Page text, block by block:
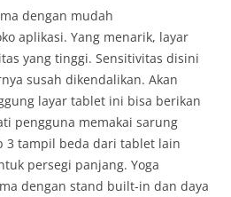
dengan mudah
aplikasi. Yang menarik, layar
yang tinggi. Sensitivitas disini
susah dikendalikan. Akan
layar tablet ini bisa berikan
pengguna memakai sarung
3 tampil beda dari tablet lain
persegi panjang. Yoga
dengan stand built-in dan daya